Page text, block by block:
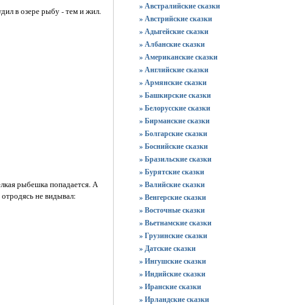
в озере рыбу - тем и жил.
рыбешка попадается. А
не видывал:
» Австралийские сказки
» Австрийские сказки
» Адыгейские сказки
» Албанские сказки
» Американские сказки
» Английские сказки
» Армянские сказки
» Башкирские сказки
» Белорусские сказки
» Бирманские сказки
» Болгарские сказки
» Боснийские сказки
» Бразильские сказки
» Бурятские сказки
» Валийские сказки
» Венгерские сказки
» Восточные сказки
» Вьетнамские сказки
» Грузинские сказки
» Датские сказки
» Ингушские сказки
» Индийские сказки
» Иранские сказки
» Ирландские сказки